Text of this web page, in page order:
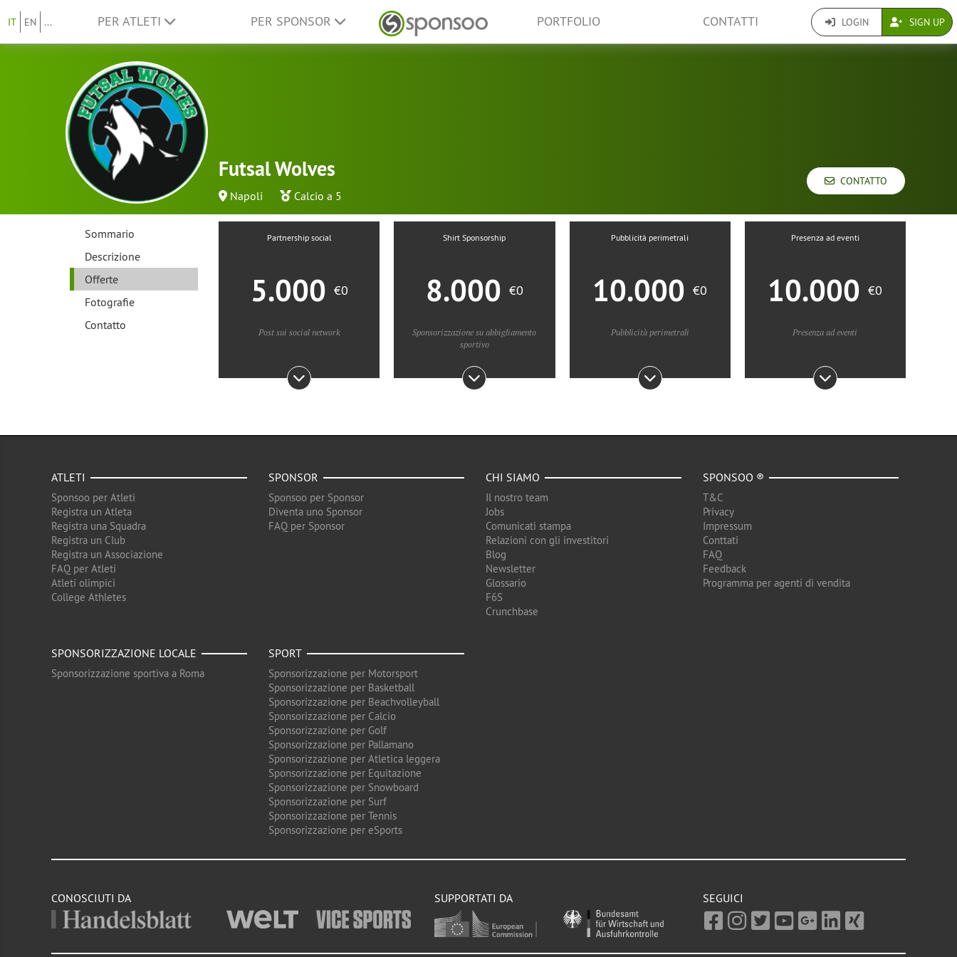
IT EN ... PER ATLETI PER SPONSOR PORTFOLIO CONTATTI LOGIN SIGN UP
Futsal Wolves
Napoli Calcio a 5
CONTATTO
Sommario
Descrizione
Offerte
Fotografie
Contatto
Partnership social
5.000 €0
Post sui social network
Shirt Sponsorship
8.000 €0
Sponsorizzazione su abbigliamento
sportivo
Pubblicità perimetrali
10.000€0
Pubblicità perimetrali
Presenza ad eventi
10.000€0
Presenza ad eventi
ATLETI
Sponsoo per Atleti
Registra un Atleta
Registra una Squadra
Registra un Club
Registra un Associazione
FAQ per Atleti
Atleti olimpici
College Athletes
SPONSOR
Sponsoo per Sponsor
Diventa uno Sponsor
FAQ per Sponsor
CHI SIAMO
Il nostro team
Jobs
Comunicati stampa
Relazioni con gli investitori
Blog
Newsletter
Glossario
F6S
Crunchbase
SPONSOO ®
T&C
Privacy
Impressum
Conttati
FAQ
Feedback
Programma per agenti di vendita
SPONSORIZZAZIONE LOCALE
Sponsorizzazione sportiva a Roma
SPORT
Sponsorizzazione per Motorsport
Sponsorizzazione per Basketball
Sponsorizzazione per Beachvolleyball
Sponsorizzazione per Calcio
Sponsorizzazione per Golf
Sponsorizzazione per Pallamano
Sponsorizzazione per Atletica leggera
Sponsorizzazione per Equitazione
Sponsorizzazione per Snowboard
Sponsorizzazione per Surf
Sponsorizzazione per Tennis
Sponsorizzazione per eSports
CONOSCIUTI DA SUPPORTATI DA SEGUICI